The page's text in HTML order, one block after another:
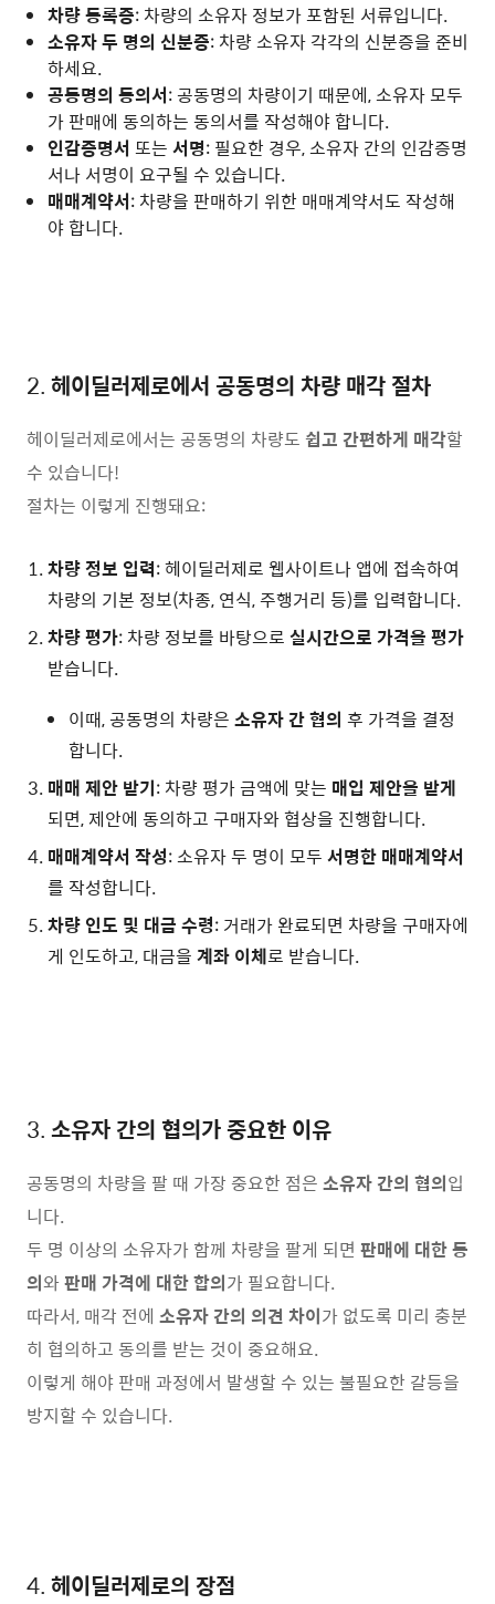
차량 등록증: 차량의 소유자 정보가 포함된 서류입니다.
소유자 두 명의 신분증: 차량 소유자 각각의 신분증을 준비
하세요.
공동명의 동의서: 공동명의 차량이기 때문에, 소유자 모두
가 판매에 동의하는 동의서를 작성해야 합니다.
인감증명서 또는 서명: 필요한 경우, 소유자 간의 인감증명
서나 서명이 요구될 수 있습니다.
매매계약서: 차량을 판매하기 위한 매매계약서도 작성해
야 합니다.
2.헤이딜러제로에서 공동명의 차량 매각 절차
헤이딜러제로에서는 공동명의 차량도 쉽고 간편하게 매각할
수 있습니다!
절차는 이렇게 진행돼요:
차량 정보 입력: 헤이딜러제로 웹사이트나 앱에 접속하여
차량의 기본 정보(차종, 연식, 주행거리 등)를 입력합니다.
차량 평가: 차량 정보를 바탕으로 실시간으로 가격을 평가
받습니다.
이때, 공동명의 차량은 소유자 간 협의 후 가격을 결정
합니다.
매매 제안 받기: 차량 평가 금액에 맞는 매입 제안을 받게
되면, 제안에 동의하고 구매자와 협상을 진행합니다.
매매계약서 작성: 소유자 두 명이 모두 서명한 매매계약서
를 작성합니다.
차량 인도 및 대금 수령: 거래가 완료되면 차량을 구매자에
게 인도하고, 대금을 계좌 이체로 받습니다.
3.소유자 간의 협의가 중요한 이유
공동명의 차량을 팔 때 가장 중요한 점은 소유자 간의 협의입
니다.
두 명 이상의 소유자가 함께 차량을 팔게 되면 판매에 대한 동
의와판매 가격에 대한 합의가 필요합니다.
따라서, 매각 전에 소유자 간의 의견 차이가 없도록 미리 충분
히 협의하고 동의를 받는 것이 중요해요.
이렇게 해야 판매 과정에서 발생할 수 있는 불필요한 갈등을
방지할 수 있습니다.
4.헤이딜러제로의 장점